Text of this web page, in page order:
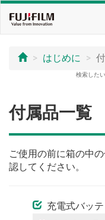
はじめに
検索した
付属品一覧
ご使用の前に箱の中
認してください。
充電式バッテ